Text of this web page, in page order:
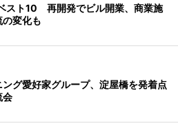
スト10 再開発でビル開業、商業施
変化も
グ愛好家グループ、淀屋橋を発着点
会